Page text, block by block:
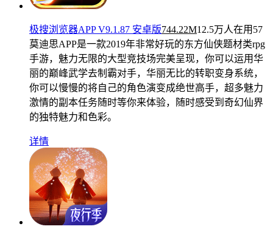
极搜浏览器APP V9.1.87 安卓版744.22M12.5万人在用 57
莫迪思APP是一款2019年非常好玩的东方仙侠题材类rpg
手游，魅力无限的大型竞技场完美呈现，你可以运用华
丽的巅峰武学去制霸对手，华丽无比的转职变身系统，
你可以慢慢的将自己的角色演变成绝世高手，超多魅力
激情的副本任务随时等你来体验，随时感受到奇幻仙界
的独特魅力和色彩。
详情